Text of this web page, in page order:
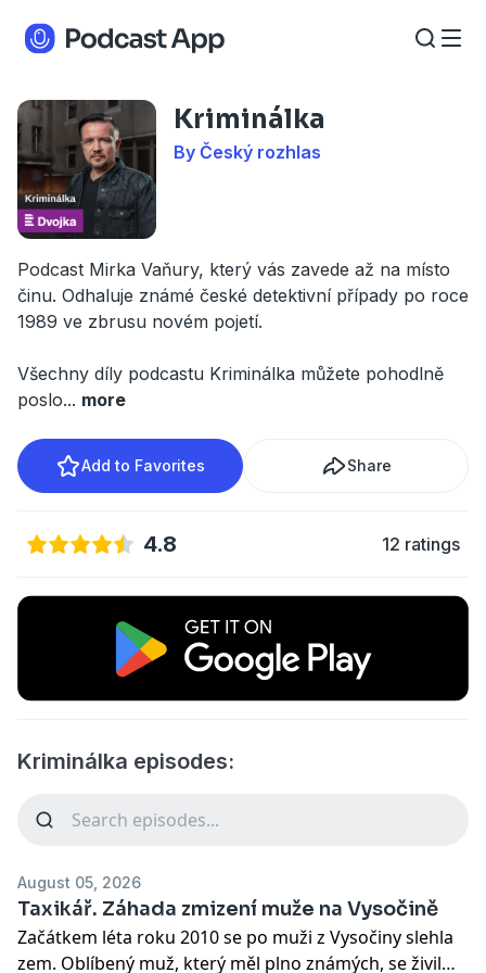
Kriminálka
By Český rozhlas
Podcast Mirka Vaňury, který vás zavede až na místo
činu. Odhaluje známé české detektivní případy po roce
1989 ve zbrusu novém pojetí.
Všechny díly podcastu Kriminálka můžete pohodlně
poslo... more
Add to Favorites Share
4.8 12 ratings
Kriminálka episodes:
August 05, 2026
Taxikář. Záhada zmizení muže na Vysočině
Začátkem léta roku 2010 se po muži z Vysočiny slehla
zem. Oblíbený muž, který měl plno známých, se živil